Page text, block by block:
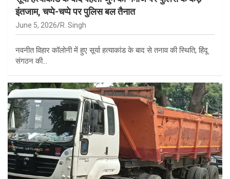
इंतजाम, चप्पे-चप्पे पर पुलिस बल तैनात
June 5, 2026 R. Singh
नवनीत विहार कॉलोनी में हुए सूर्या हत्याकांड के बाद से तनाव की स्थिति, हिंदू
संगठन की…